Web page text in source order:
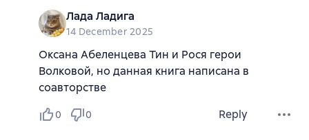
Лада Ладига
14 December 2025
Оксана Абеленцева Тин и Рося герои
Волковой, но данная книга написана в
соавторстве
0 0 Reply